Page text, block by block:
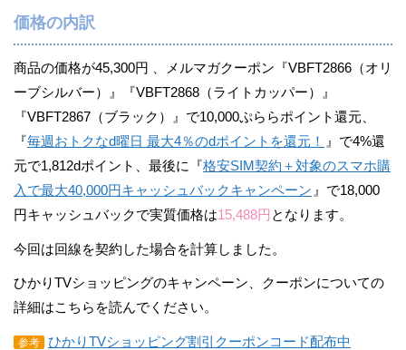
価格の内訳
商品の価格が45,300円 、メルマガクーポン『VBFT2866（オリ
ーブシルバー）』『VBFT2868（ライトカッパー）』
『VBFT2867（ブラック）』で10,000ぷららポイント還元、
『毎週おトクなd曜日 最大4％のdポイントを還元！ 』で4%還
元で1,812dポイント、最後に『格安SIM契約＋対象のスマホ購
入で最大40,000円キャッシュバックキャンペーン 』で18,000
円キャッシュバックで実質価格は15,488円 となります。
今回は回線を契約した場合を計算しました。
ひかりTVショッピングのキャンペーン、クーポンについての
詳細はこちらを読んでください。
参考 ひかりTVショッピング割引クーポンコード配布中